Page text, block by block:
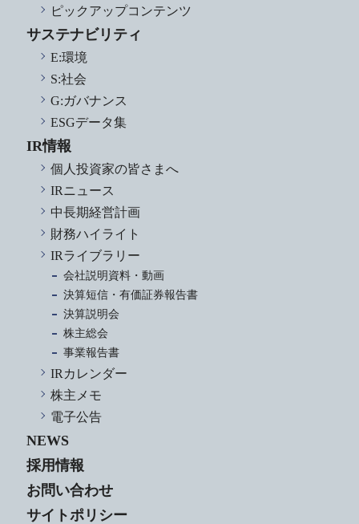
ピックアップコンテンツ
サステナビリティ
E:環境
S:社会
G:ガバナンス
ESGデータ集
IR情報
個人投資家の皆さまへ
IRニュース
中長期経営計画
財務ハイライト
IRライブラリー
会社説明資料・動画
決算短信・有価証券報告書
決算説明会
株主総会
事業報告書
IRカレンダー
株主メモ
電子公告
NEWS
採用情報
お問い合わせ
サイトポリシー